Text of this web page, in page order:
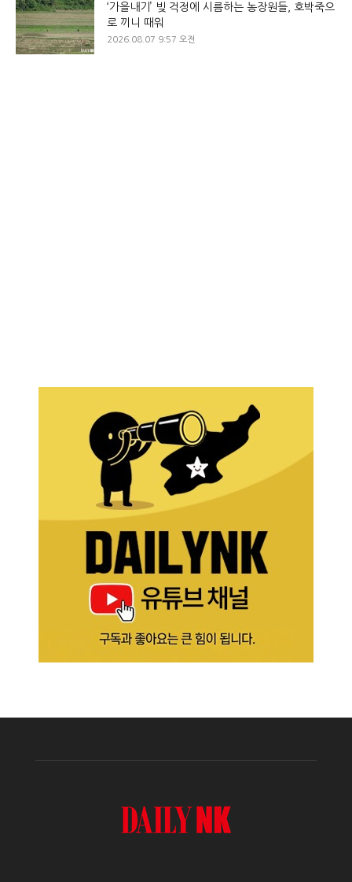
‘가을내기’ 빚 걱정에 시름하는 농장원들, 호박죽으
로 끼니 때워
2026.08.07 9:57 오전